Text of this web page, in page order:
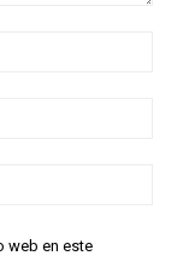
web en este